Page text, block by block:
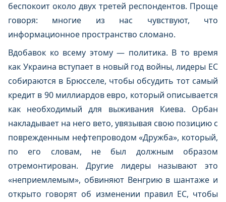
беспокоит около двух третей респондентов. Проще
говоря: многие из нас чувствуют, что
информационное пространство сломано.
Вдобавок ко всему этому — политика. В то время
как Украина вступает в новый год войны, лидеры ЕС
собираются в Брюсселе, чтобы обсудить тот самый
кредит в 90 миллиардов евро, который описывается
как необходимый для выживания Киева. Орбан
накладывает на него вето, увязывая свою позицию с
поврежденным нефтепроводом «Дружба», который,
по его словам, не был должным образом
отремонтирован. Другие лидеры называют это
«неприемлемым», обвиняют Венгрию в шантаже и
открыто говорят об изменении правил ЕС, чтобы